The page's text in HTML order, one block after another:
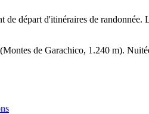
départ d'itinéraires de
de Garachico, 1.240 m).